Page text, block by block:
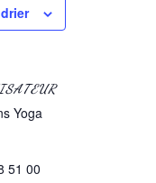
Yoga
51 00